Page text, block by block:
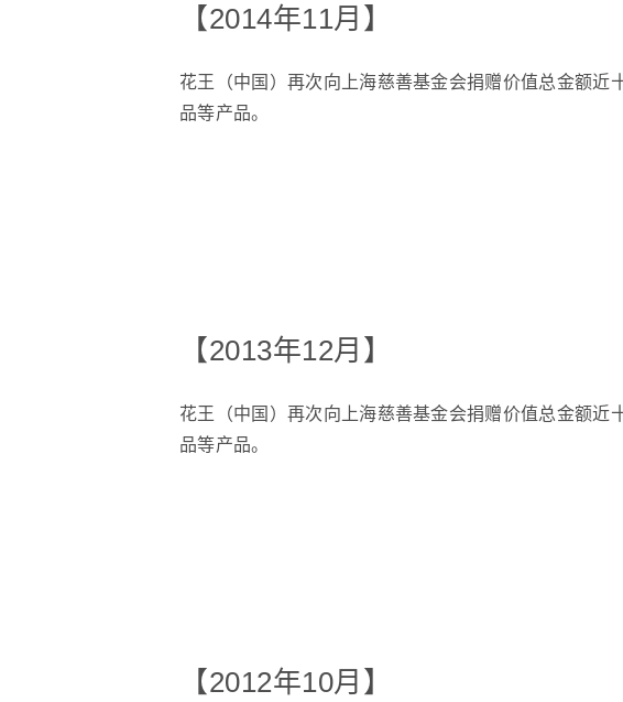
【2014年11月】
花王（中国）再次向上海慈善基金会捐赠价值总金额近
品等产品。
【2013年12月】
花王（中国）再次向上海慈善基金会捐赠价值总金额近
品等产品。
【2012年10月】